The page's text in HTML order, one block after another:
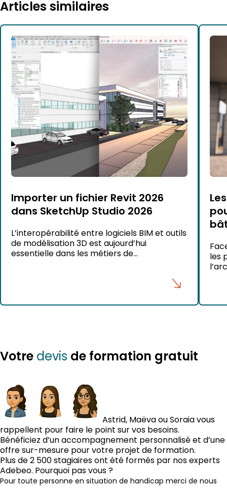
Articles similaires
Importer un fichier Revit 2026
dans SketchUp Studio 2026
L’interopérabilité entre logiciels BIM et outils
de modélisation 3D est aujourd’hui
essentielle dans les métiers de
est beaucoup plus simple grâce au plugin
les
Votre devis de formation gratuit
Astrid, Maëva ou Soraia vous
rappellent pour faire le point sur vos besoins.
Bénéficiez d’un accompagnement personnalisé et d’une
offre sur-mesure pour votre projet de formation.
Plus de 2 500 stagiaires ont été formés par nos experts
Adebeo. Pourquoi pas vous ?
Pour toute personne en situation de handicap merci de nous